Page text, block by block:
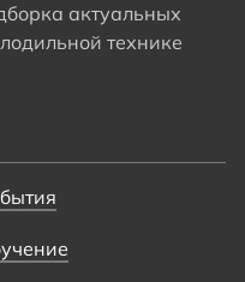
актуальных
технике